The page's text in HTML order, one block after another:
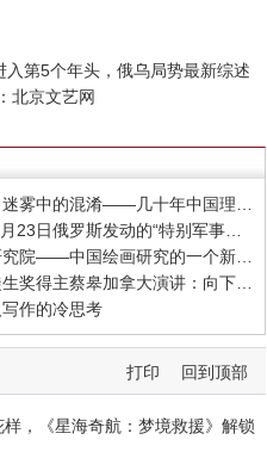
入第5个年头，俄乌局势最新综述
北京文艺网
· 2026年4月23日俄罗斯发动的“特别军事行动”已进入第5个年头，俄乌局势最新综述
· 中国画研究院——中国绘画研究的一个新开篇
· 国际安徒生奖得主蔡皋加拿大演讲：向下扎根，向着幸福奔跑
写作的冷思考
打印 回到顶部
，《星海奇航：梦境救援》解锁